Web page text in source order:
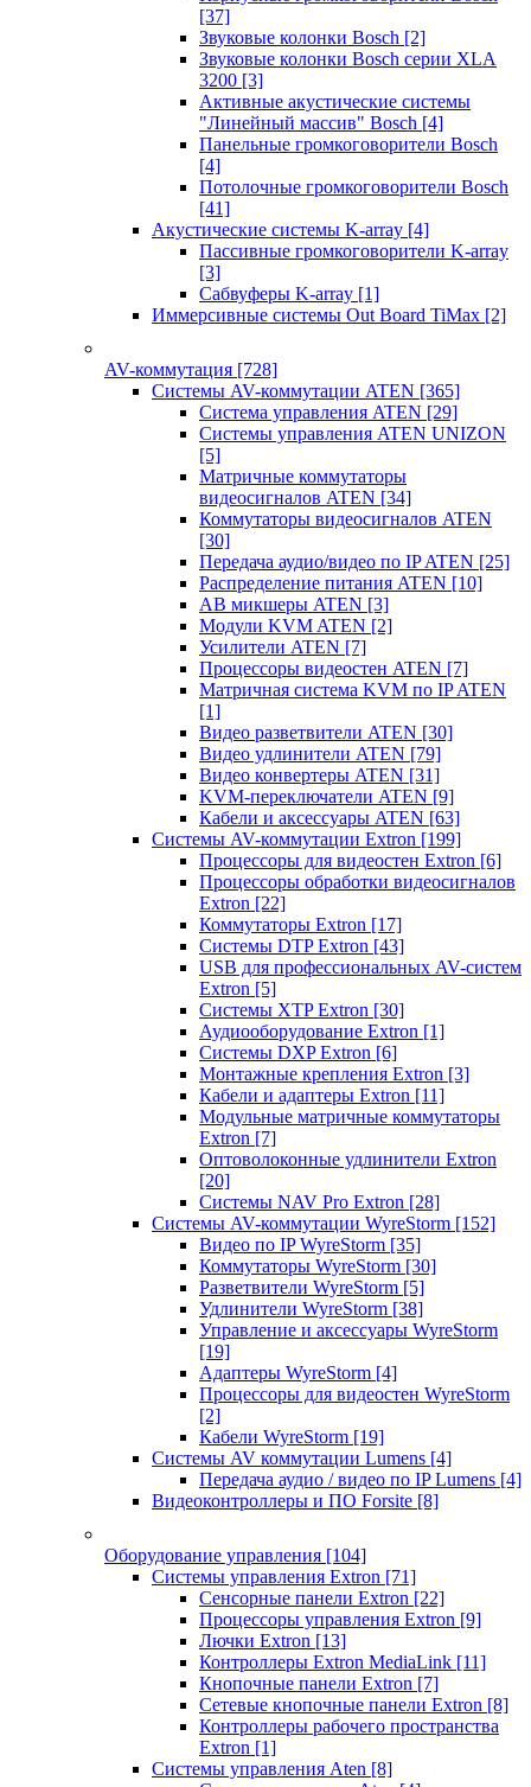
[37]
Звуковые колонки Bosch [2]
Звуковые колонки Bosch серии XLA
3200 [3]
Активные акустические системы
"Линейный массив" Bosch [4]
Панельные громкоговорители Bosch
[4]
Потолочные громкоговорители Bosch
[41]
Акустические системы K-array [4]
Пассивные громкоговорители K-array
[3]
Сабвуферы K-array [1]
Иммерсивные системы Out Board TiMax [2]
AV-коммутация [728]
Системы AV-коммутации ATEN [365]
Система управления ATEN [29]
Системы управления ATEN UNIZON
[5]
Матричные коммутаторы
видеосигналов ATEN [34]
Коммутаторы видеосигналов ATEN
[30]
Передача аудио/видео по IP ATEN [25]
Распределение питания ATEN [10]
АВ микшеры ATEN [3]
Модули KVM ATEN [2]
Усилители ATEN [7]
Процессоры видеостен ATEN [7]
Матричная система KVM по IP ATEN
[1]
Видео разветвители ATEN [30]
Видео удлинители ATEN [79]
Видео конвертеры ATEN [31]
KVM-переключатели ATEN [9]
Кабели и аксессуары ATEN [63]
Системы AV-коммутации Extron [199]
Процессоры для видеостен Extron [6]
Процессоры обработки видеосигналов
Extron [22]
Коммутаторы Extron [17]
Системы DTP Extron [43]
USB для профессиональных AV-систем
Extron [5]
Системы XTP Extron [30]
Аудиооборудование Extron [1]
Системы DXP Extron [6]
Монтажные крепления Extron [3]
Кабели и адаптеры Extron [11]
Модульные матричные коммутаторы
Extron [7]
Оптоволоконные удлинители Extron
[20]
Системы NAV Pro Extron [28]
Системы AV-коммутации WyreStorm [152]
Видео по IP WyreStorm [35]
Коммутаторы WyreStorm [30]
Разветвители WyreStorm [5]
Удлинители WyreStorm [38]
Управление и аксессуары WyreStorm
[19]
Адаптеры WyreStorm [4]
Процессоры для видеостен WyreStorm
[2]
Кабели WyreStorm [19]
Системы AV коммутации Lumens [4]
Передача аудио / видео по IP Lumens [4]
Видеоконтроллеры и ПО Forsite [8]
Оборудование управления [104]
Системы управления Extron [71]
Сенсорные панели Extron [22]
Процессоры управления Extron [9]
Лючки Extron [13]
Контроллеры Extron MediaLink [11]
Кнопочные панели Extron [7]
Сетевые кнопочные панели Extron [8]
Контроллеры рабочего пространства
Extron [1]
Системы управления Aten [8]